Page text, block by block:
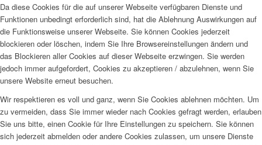
Da diese Cookies für die auf unserer Webseite verfügbaren Dienste und
Funktionen unbedingt erforderlich sind, hat die Ablehnung Auswirkungen auf
die Funktionsweise unserer Webseite. Sie können Cookies jederzeit
blockieren oder löschen, indem Sie Ihre Browsereinstellungen ändern und
das Blockieren aller Cookies auf dieser Webseite erzwingen. Sie werden
jedoch immer aufgefordert, Cookies zu akzeptieren / abzulehnen, wenn Sie
unsere Website erneut besuchen.
Wir respektieren es voll und ganz, wenn Sie Cookies ablehnen möchten. Um
zu vermeiden, dass Sie immer wieder nach Cookies gefragt werden, erlauben
Sie uns bitte, einen Cookie für Ihre Einstellungen zu speichern. Sie können
sich jederzeit abmelden oder andere Cookies zulassen, um unsere Dienste